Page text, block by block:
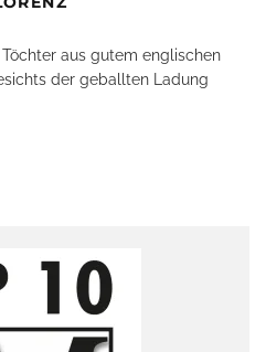
aus gutem englischen
der geballten Ladung